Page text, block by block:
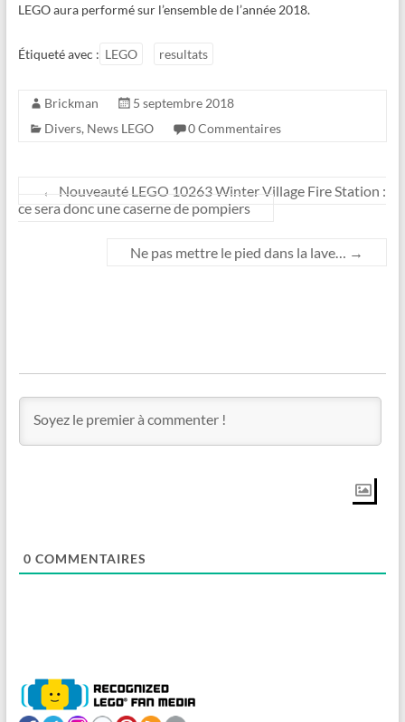
LEGO aura performé sur l’ensemble de l’année 2018.
Étiqueté avec : LEGO resultats
Brickman
5 septembre 2018
Divers, News LEGO 0 Commentaires
←
Nouveauté LEGO 10263 Winter Village Fire Station :
ce sera donc une caserne de pompiers
Ne pas mettre le pied dans la lave… →
0 COMMENTAIRES